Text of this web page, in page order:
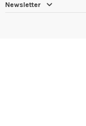
Newsletter